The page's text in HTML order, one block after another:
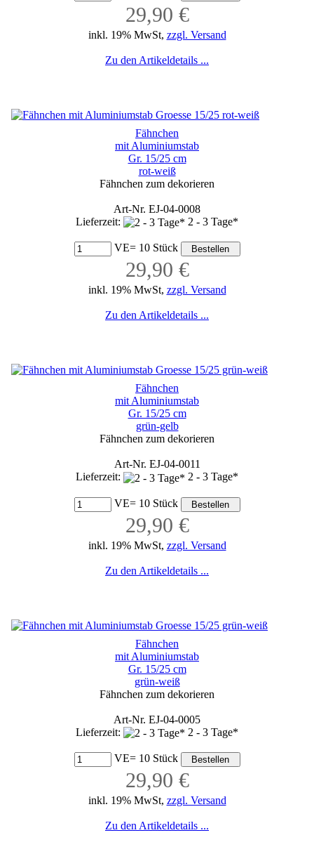
29,90 €
inkl. 19% MwSt, zzgl. Versand
Zu den Artikeldetails ...
Fähnchen
mit Aluminiumstab
Gr. 15/25 cm
rot-weiß
Fähnchen zum dekorieren
Art-Nr. EJ-04-0008
Lieferzeit:
2 - 3 Tage*
VE= 10 Stück
29,90 €
inkl. 19% MwSt, zzgl. Versand
Zu den Artikeldetails ...
Fähnchen
mit Aluminiumstab
Gr. 15/25 cm
grün-gelb
Fähnchen zum dekorieren
Art-Nr. EJ-04-0011
Lieferzeit:
2 - 3 Tage*
VE= 10 Stück
29,90 €
inkl. 19% MwSt, zzgl. Versand
Zu den Artikeldetails ...
Fähnchen
mit Aluminiumstab
Gr. 15/25 cm
grün-weiß
Fähnchen zum dekorieren
Art-Nr. EJ-04-0005
Lieferzeit:
2 - 3 Tage*
VE= 10 Stück
29,90 €
inkl. 19% MwSt, zzgl. Versand
Zu den Artikeldetails ...